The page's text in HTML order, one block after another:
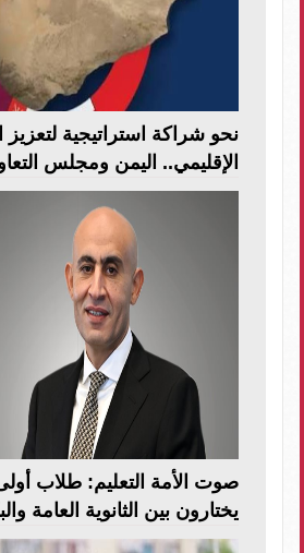
نحو شراكة استراتيجية لتعزيز
الإقليمي.. اليمن ومجلس
صوت الأمة التعليم: طلاب
يختارون بين الثانوية العامة